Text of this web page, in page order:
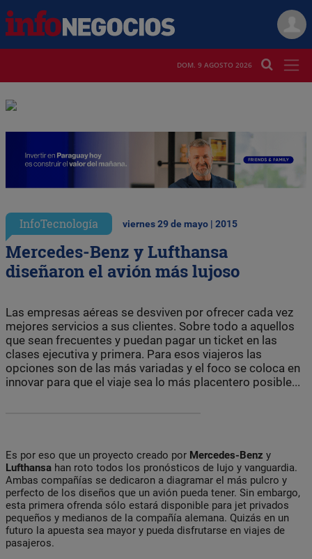
DOM. 9 AGOSTO 2026
InfoTecnología viernes 29 de mayo | 2015
Mercedes-Benz y Lufthansa
diseñaron el avión más lujoso
Las empresas aéreas se desviven por ofrecer cada vez
mejores servicios a sus clientes. Sobre todo a aquellos
que sean frecuentes y puedan pagar un ticket en las
clases ejecutiva y primera. Para esos viajeros las
opciones son de las más variadas y el foco se coloca en
innovar para que el viaje sea lo más placentero posible...
Es por eso que un proyecto creado por Mercedes-Benz y
Lufthansa han roto todos los pronósticos de lujo y vanguardia.
Ambas compañías se dedicaron a diagramar el más pulcro y
perfecto de los diseños que un avión pueda tener. Sin embargo,
esta primera ofrenda sólo estará disponible para jet privados
pequeños y medianos de la compañía alemana. Quizás en un
futuro la apuesta sea mayor y pueda disfrutarse en viajes de
pasajeros.